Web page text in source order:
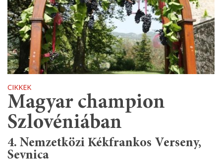
CIKKEK
Magyar champion
Szlovéniában
4. Nemzetközi Kékfrankos Verseny,
Sevnica